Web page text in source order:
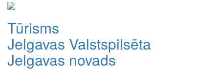
Tūrisms
Jelgavas Valstspilsēta
Jelgavas novads